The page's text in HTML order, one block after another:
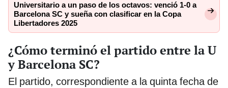
Universitario a un paso de los octavos: venció 1-0 a
Barcelona SC y sueña con clasificar en la Copa
Libertadores 2025
¿Cómo terminó el partido entre la U
y Barcelona SC?
El partido, correspondiente a la quinta fecha de